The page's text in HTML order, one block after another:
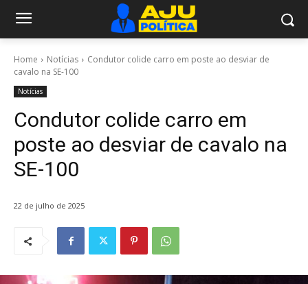
Home Notícias
Condutor colide carro em poste ao desviar de
cavalo na SE-100
Notícias
Condutor colide carro em
poste ao desviar de cavalo na
SE-100
22 de julho de 2025